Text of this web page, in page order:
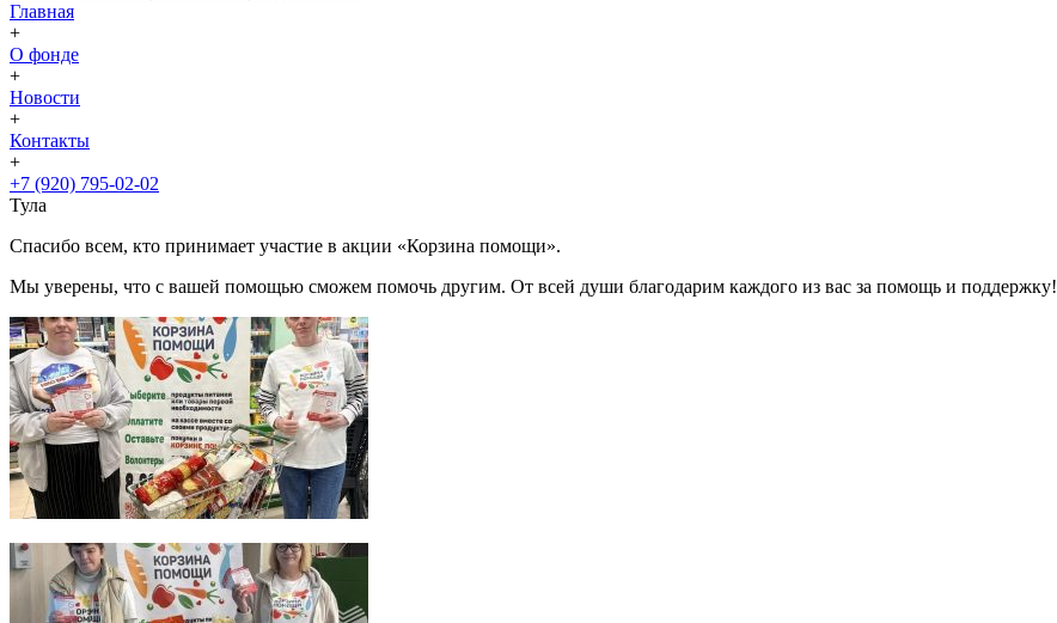
Главная
+
О фонде
+
Новости
+
Контакты
+
+7 (920) 795-02-02
Тула
Спасибо всем, кто принимает участие в акции «Корзина помощи».
Мы уверены, что с вашей помощью сможем помочь другим. От всей души благодарим каждого из вас за помощь и поддержку!